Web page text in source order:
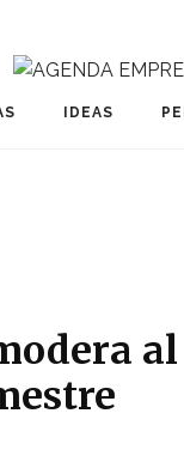
IDEAS
al